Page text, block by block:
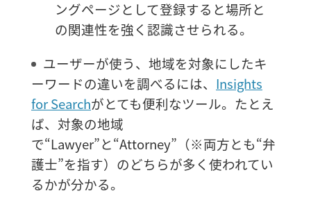
ングページとして登録すると場所と
の関連性を強く認識させられる。
ユーザーが使う、地域を対象にしたキ
ーワードの違いを調べるには、 Insights
for Searchがとても便利なツール。たとえ
ば、対象の地域
で“Lawyer”と“Attorney”（※両方とも“弁
護士”を指す）のどちらが多く使われてい
るかが分かる。